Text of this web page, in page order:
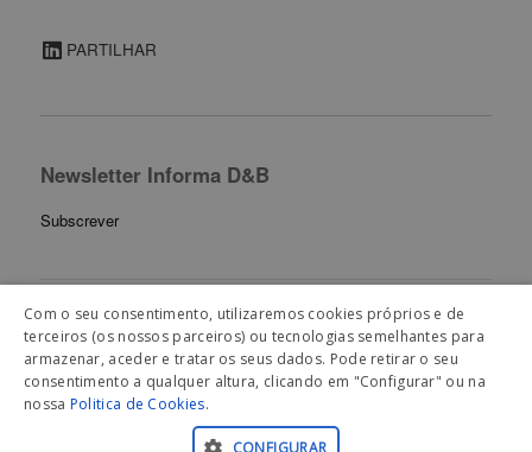
PARTILHAR
Newsletter Informa D&B
Subscrever
Artigos Relacionados
Com o seu consentimento, utilizaremos cookies próprios e de
terceiros (os nossos parceiros) ou tecnologias semelhantes para
armazenar, aceder e tratar os seus dados. Pode retirar o seu
consentimento a qualquer altura, clicando em "Configurar" ou na
nossa Politica de Cookies.
CONFIGURAR